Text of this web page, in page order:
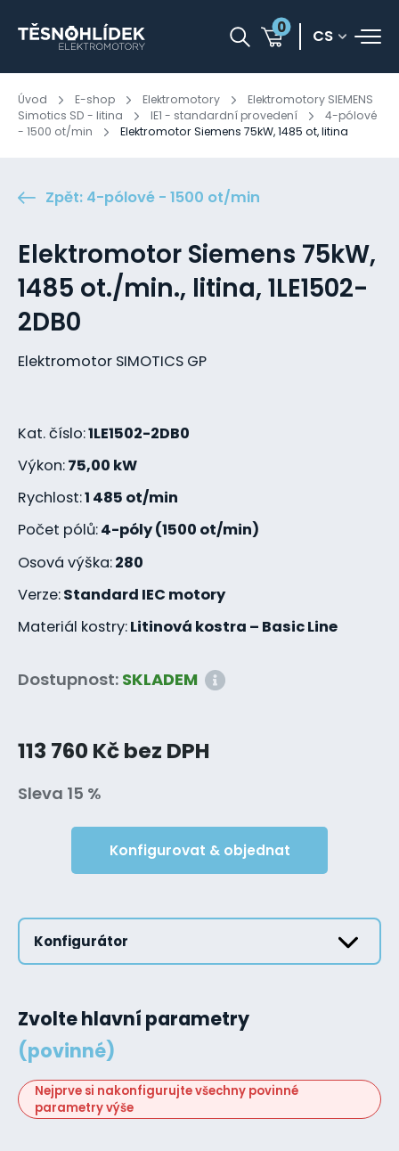
0 CS
Úvod E-shop Elektromotory
Elektromotory SIEMENS
Simotics SD - litina
IE1 - standardní provedení
4-pólové
- 1500 ot/min
Elektromotor Siemens 75kW, 1485 ot, litina
Zpět: 4-pólové - 1500 ot/min
Elektromotor Siemens 75kW,
1485 ot./min., litina, 1LE1502-
2DB0
Elektromotor SIMOTICS GP
Kat. číslo:1LE1502-2DB0
Výkon:75,00 kW
Rychlost:1 485 ot/min
Počet pólů:4-póly (1500 ot/min)
Osová výška:280
Verze:Standard IEC motory
Materiál kostry:Litinová kostra – Basic Line
Dostupnost: SKLADEM
113 760 Kč bez DPH
Sleva 15 %
Konfigurovat & objednat
Konfigurátor
Zvolte hlavní parametry
(povinné)
Nejprve si nakonfigurujte všechny povinné
parametry výše